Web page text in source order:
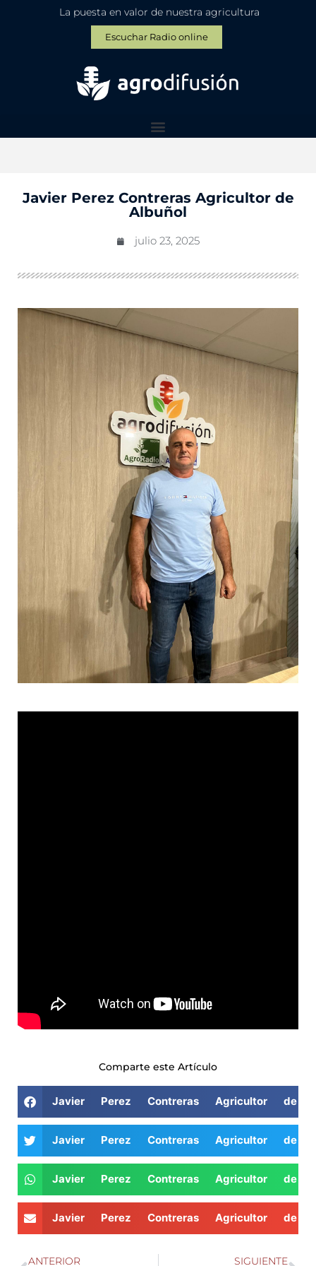
La puesta en valor de nuestra agricultura
Escuchar Radio online
Javier Perez Contreras Agricultor de
Albuñol
julio 23, 2025
Comparte este Artículo
Javier Perez Contreras Agricultor de
Javier Perez Contreras Agricultor de
Javier Perez Contreras Agricultor de
Javier Perez Contreras Agricultor de
ANTERIOR SIGUIENTE